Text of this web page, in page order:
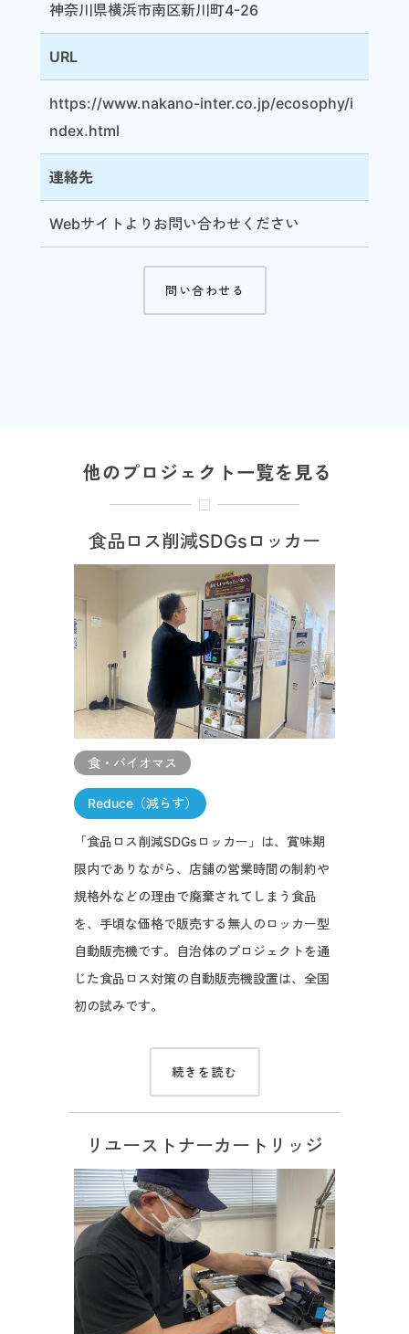
神奈川県横浜市南区新川町4-26
URL
https://www.nakano-inter.co.jp/ecosophy/i
ndex.html
連絡先
Webサイト よりお問い合わせください
問い合わせる
他のプロジェクト一覧を見る
食品ロス削減SDGsロッカー
食・バイオマス
Reduce（減らす）
「食品ロス削減SDGsロッカー」は、賞味期
限内でありながら、店舗の営業時間の制約や
規格外などの理由で廃棄されてしまう食品
を、手頃な価格で販売する無人のロッカー型
自動販売機です。自治体のプロジェクトを通
じた食品ロス対策の自動販売機設置は、全国
初の試みです。
続きを読む
リユーストナーカートリッジ